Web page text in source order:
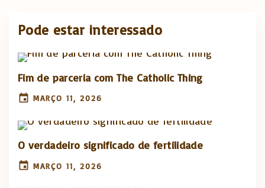
Pode estar interessado
Fim de parceria com The Catholic Thing
MARÇO 11, 2026
O verdadeiro significado de fertilidade
MARÇO 11, 2026